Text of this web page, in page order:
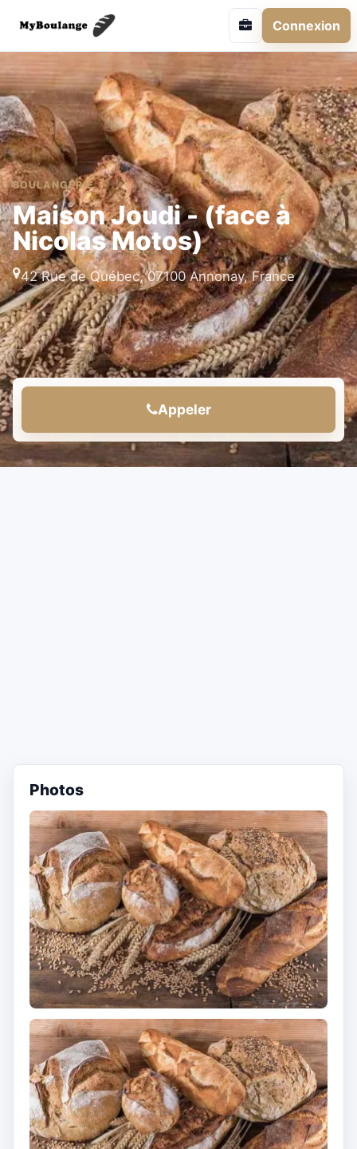
Connexion
BOULANGERIE
Maison Joudi - (face à
Nicolas Motos)
42 Rue de Québec, 07100 Annonay, France
Appeler
Photos